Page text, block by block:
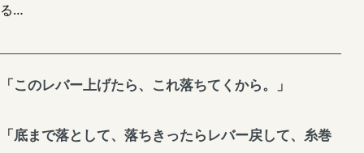
る…
「このレバー上げたら、これ落ちてくから。」
「底まで落として、落ちきったらレバー戻して、糸巻